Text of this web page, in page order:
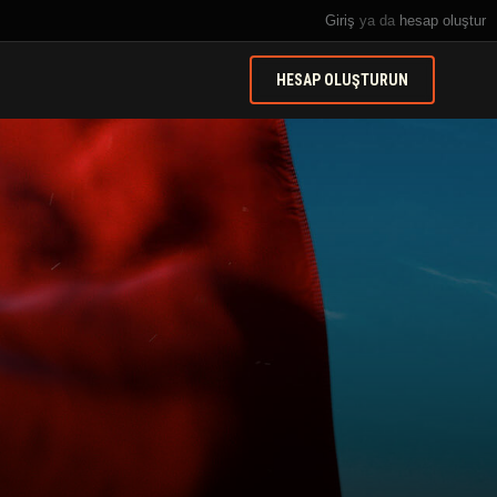
Giriş ya da hesap oluştur
HESAP OLUŞTURUN